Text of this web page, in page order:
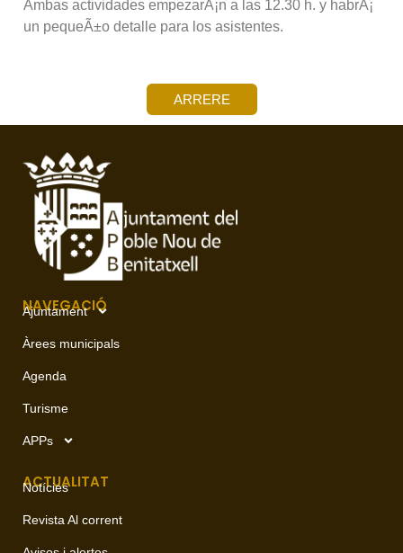
Ambas actividades empezarÃ¡n a las 12.30 h. y habrÃ¡
un pequeÃ±o detalle para los asistentes.
ARRERE
NAVEGACIÓ
Ajuntament
Àrees municipals
Agenda
Turisme
APPs
ACTUALITAT
Notícies
Revista Al corrent